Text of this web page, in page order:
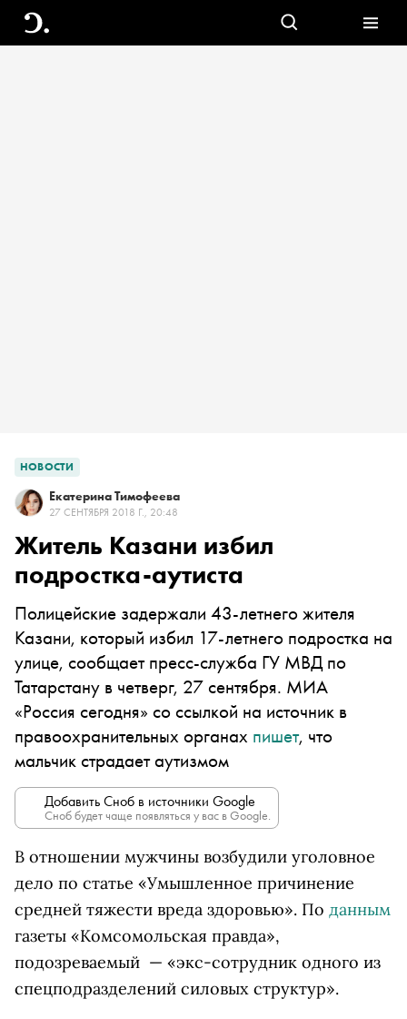
НОВОСТИ
Екатерина Тимофеева
27 СЕНТЯБРЯ 2018 Г., 20:48
Житель Казани избил
подростка-аутиста
Полицейские задержали 43-летнего жителя
Казани, который избил 17-летнего подростка на
улице, сообщает пресс-служба ГУ МВД по
Татарстану в четверг, 27 сентября. МИА
«Россия сегодня» со ссылкой на источник в
правоохранительных органах пишет, что
мальчик страдает аутизмом
Добавить Сноб в источники Google
Сноб будет чаще появляться у вас в Google.
В отношении мужчины возбудили уголовное
дело по статье «Умышленное причинение
средней тяжести вреда здоровью». По данным
газеты «Комсомольская правда»,
подозреваемый — «экс-сотрудник одного из
спецподразделений силовых структур».